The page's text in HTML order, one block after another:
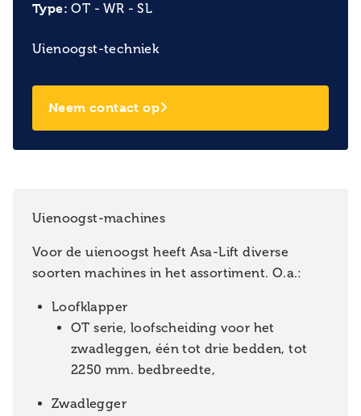
Type: OT - WR - SL
Uienoogst-techniek
Neem contact op
Uienoogst-machines
Voor de uienoogst heeft Asa-Lift diverse
soorten machines in het assortiment. O.a.:
Loofklapper
OT serie, loofscheiding voor het
zwadleggen, één tot drie bedden, tot
2250 mm. bedbreedte,
Zwadlegger